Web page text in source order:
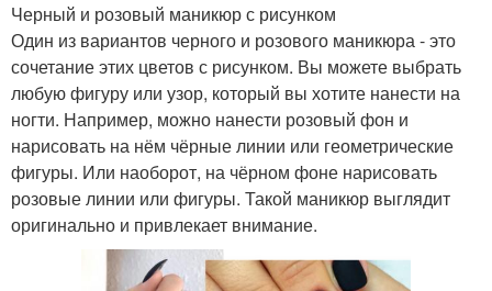
Черный и розовый маникюр с рисунком
Один из вариантов черного и розового маникюра - это
сочетание этих цветов с рисунком. Вы можете выбрать
любую фигуру или узор, который вы хотите нанести на
ногти. Например, можно нанести розовый фон и
нарисовать на нём чёрные линии или геометрические
фигуры. Или наоборот, на чёрном фоне нарисовать
розовые линии или фигуры. Такой маникюр выглядит
оригинально и привлекает внимание.